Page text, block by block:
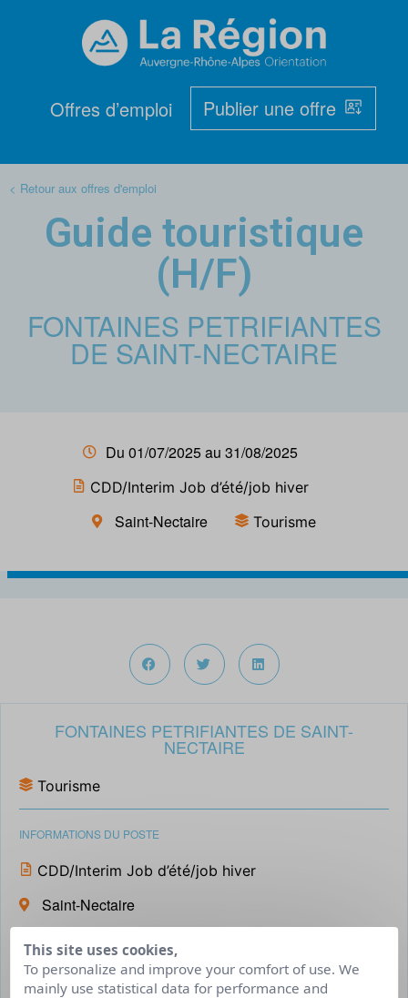
Offres d’emploi Publier une offre
< Retour aux offres d'emploi
Guide touristique
(H/F)
FONTAINES PETRIFIANTES
DE SAINT-NECTAIRE
Du 01/07/2025 au 31/08/2025
CDD/Interim Job d’été/job hiver
Saint-Nectaire Tourisme
FONTAINES PETRIFIANTES DE SAINT-
NECTAIRE
Tourisme
INFORMATIONS DU POSTE
CDD/Interim Job d’été/job hiver
Saint-Nectaire
8 poste(s) à pourvoir
This site uses cookies,
To personalize and improve your comfort of use. We
mainly use statistical data for performance and